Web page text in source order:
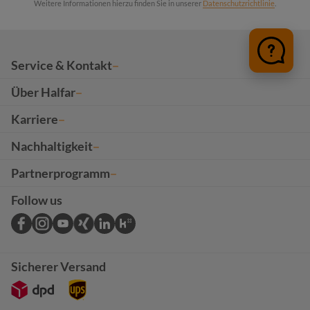
Weitere Informationen hierzu finden Sie in unserer Datenschutzrichtlinie
Service & Kontakt
Über Halfar
Karriere
Nachhaltigkeit
Partnerprogramm
Follow us
Sicherer Versand